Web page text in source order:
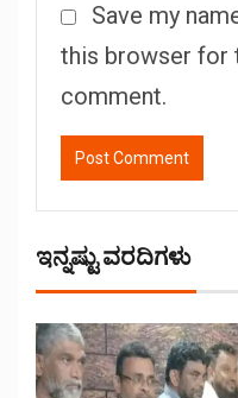
Save my
this browser for
comment.
ಇನ್ನಷ್ಟು ವರದಿಗಳು